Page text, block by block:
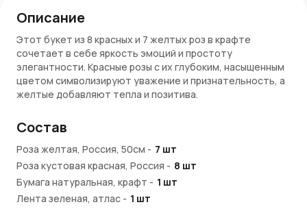
Описание
Этот букет из 8 красных и 7 желтых роз в крафте
сочетает в себе яркость эмоций и простоту
элегантности. Красные розы с их глубоким, насыщенным
цветом символизируют уважение и признательность, а
желтые добавляют тепла и позитива.
который подчеркивает природную красоту, букет
выглядит сдержанно, но при этом очень стильно. Такой
подарок подойдет для профессионалов, которым важно
почувствовать внимание и благодарность за их труд.
Символика красных и желтых роз
Состав
Роза желтая, Россия, 50см - 7 шт
Роза кустовая красная, Россия - 8 шт
Бумага натуральная, крафт - 1 шт
Лента зеленая, атлас - 1 шт